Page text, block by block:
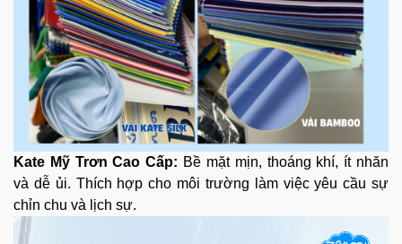
Kate Mỹ Trơn Cao Cấp: Bề mặt mịn, thoáng khí, ít nhăn
và dễ ủi. Thích hợp cho môi trường làm việc yêu cầu sự
chỉn chu và lịch sự.